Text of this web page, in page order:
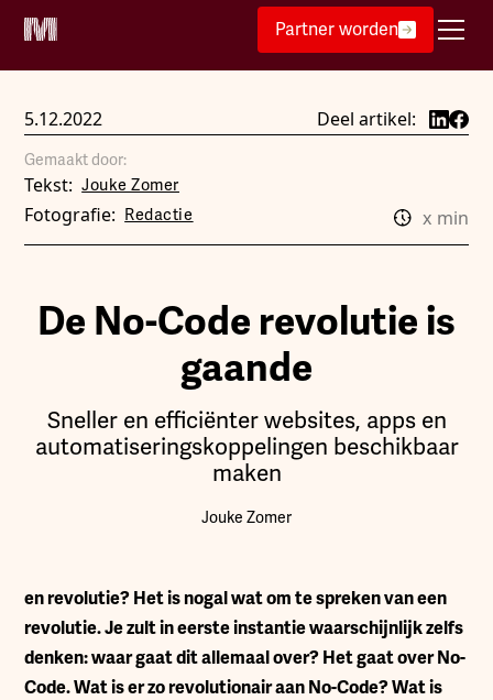
Partner worden
5.12.2022 Deel artikel:
Gemaakt door:
Tekst: Jouke Zomer
Fotografie: Redactie x min
De No-Code revolutie is
gaande
Sneller en efficiënter websites, apps en
automatiseringskoppelingen beschikbaar
maken
Jouke Zomer
en revolutie? Het is nogal wat om te spreken van een
revolutie. Je zult in eerste instantie waarschijnlijk zelfs
denken: waar gaat dit allemaal over? Het gaat over No-
Code. Wat is er zo revolutionair aan No-Code? Wat is